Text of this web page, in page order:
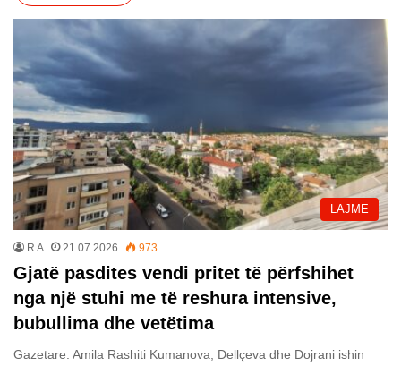
LAJME
R A 21.07.2026 973
Gjatë pasdites vendi pritet të përfshihet
nga një stuhi me të reshura intensive,
bubullima dhe vetëtima
Gazetare: Amila Rashiti Kumanova, Dellçeva dhe Dojrani ishin